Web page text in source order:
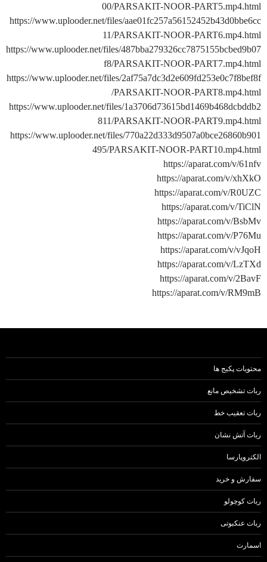
00/PARSAKIT-NOOR-PART5.mp4.html
https://www.uplooder.net/files/aae01fc257a56152452b43d0bbe6cc
11/PARSAKIT-NOOR-PART6.mp4.html
https://www.uplooder.net/files/487bba279326cc7875155bcbed9b07
f8/PARSAKIT-NOOR-PART7.mp4.html
https://www.uplooder.net/files/2af75a7dc3d2e609fd253e0c7f8bef8f
/PARSAKIT-NOOR-PART8.mp4.html
https://www.uplooder.net/files/1a3706d73615bd1469b468dcbddb2
811/PARSAKIT-NOOR-PART9.mp4.html
https://www.uplooder.net/files/770a22d333d9507a0bce26860b901
495/PARSAKIT-NOOR-PART10.mp4.html
https://aparat.com/v/61nfv
https://aparat.com/v/xhXkO
https://aparat.com/v/R0UZC
https://aparat.com/v/TiClN
https://aparat.com/v/BsbMv
https://aparat.com/v/P76Mu
https://aparat.com/v/vJqoH
https://aparat.com/v/LzTXd
https://aparat.com/v/2BavF
https://aparat.com/v/RM9mB
محتویات پکیج ها
ربات تشخیص مانع
ربات تعقیب خط
ربات آتش نشان
الکتروپارسا
سفارش و خرید
ربات کوچولو
ربات عنکبوتی
اسمارت